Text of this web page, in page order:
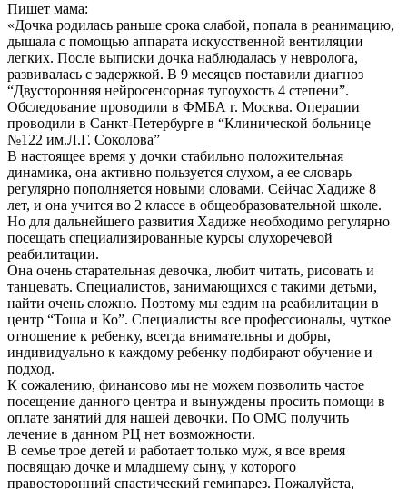
Пишет мама:
«Дочка родилась раньше срока слабой, попала в реанимацию,
дышала с помощью аппарата искусственной вентиляции
легких. После выписки дочка наблюдалась у невролога,
развивалась с задержкой. В 9 месяцев поставили диагноз
“Двусторонняя нейросенсорная тугоухость 4 степени”.
Обследование проводили в ФМБА г. Москва. Операции
проводили в Санкт-Петербурге в “Клинической больнице
№122 им.Л.Г. Соколова”
В настоящее время у дочки стабильно положительная
динамика, она активно пользуется слухом, а ее словарь
регулярно пополняется новыми словами. Сейчас Хадиже 8
лет, и она учится во 2 классе в общеобразовательной школе.
Но для дальнейшего развития Хадиже необходимо регулярно
посещать специализированные курсы слухоречевой
реабилитации.
Она очень старательная девочка, любит читать, рисовать и
танцевать. Специалистов, занимающихся с такими детьми,
найти очень сложно. Поэтому мы ездим на реабилитации в
центр “Тоша и Ко”. Специалисты все профессионалы, чуткое
отношение к ребенку, всегда внимательны и добры,
индивидуально к каждому ребенку подбирают обучение и
подход.
К сожалению, финансово мы не можем позволить частое
посещение данного центра и вынуждены просить помощи в
оплате занятий для нашей девочки. По ОМС получить
лечение в данном РЦ нет возможности.
В семье трое детей и работает только муж, я все время
посвящаю дочке и младшему сыну, у которого
правосторонний спастический гемипарез. Пожалуйста,